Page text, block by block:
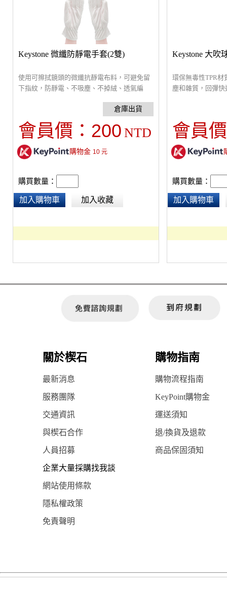
Keystone 微纖防靜電手套(2雙)
使用可擦拭鏡頭的微纖抗靜電布料，可避免留
下指紋，防靜電、不吸塵、不掉絨、透氣編
會員價： 200 NTD
購物金 10元
購買數量：
加入購物車 加入收藏
Keystone 大吹
環保無毒性TPR材
塵和雜質，回彈
會員
購買數量：
加入購物車
關於楔石 購物指南
最新消息 購物流程指南
服務團隊 KeyPoint購物金
交通資訊 運送須知
與楔石合作 退/換貨及退款
人員招募 商品保固須知
企業大量採購找我談
網站使用條款
隱私權政策
免責聲明